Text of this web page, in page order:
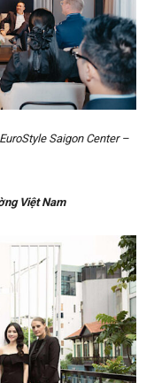
Saigon Center –
Việt Nam